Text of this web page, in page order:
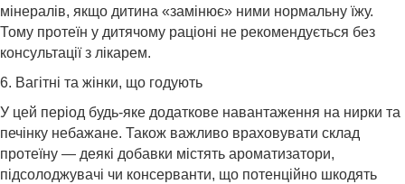
мінералів, якщо дитина «замінює» ними нормальну їжу.
Тому протеїн у дитячому раціоні не рекомендується без
консультації з лікарем.
6. Вагітні та жінки, що годують
У цей період будь-яке додаткове навантаження на нирки та
печінку небажане. Також важливо враховувати склад
протеїну — деякі добавки містять ароматизатори,
підсолоджувачі чи консерванти, що потенційно шкодять